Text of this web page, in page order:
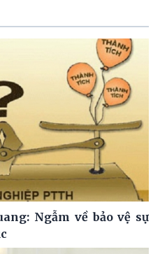
Ngẫm về bảo vệ sự